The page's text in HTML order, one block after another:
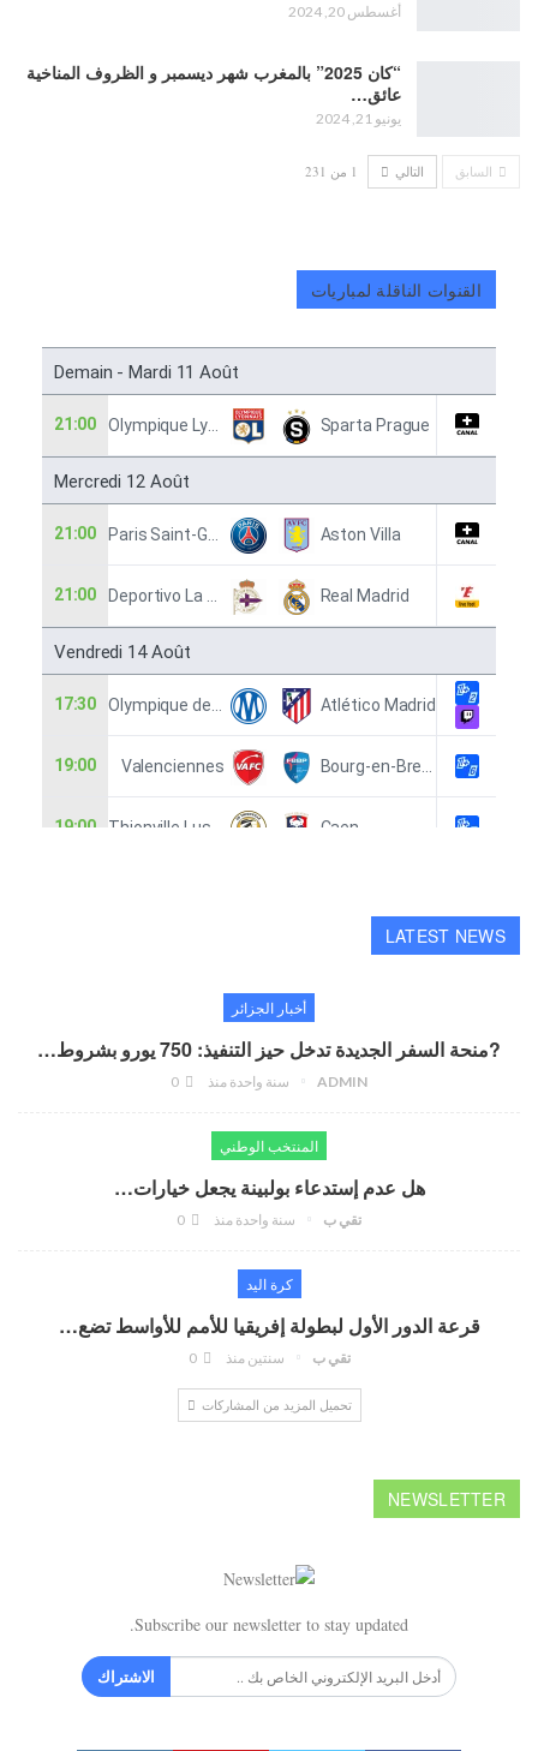
أغسطس 20, 2024
“كان 2025” بالمغرب شهر ديسمبر و الظروف المناخية
عائق…
يونيو 21, 2024
السابق التالي 1 من 231
القنوات الناقلة لمباريات
LATEST NEWS
أخبار الجزائر
?منحة السفر الجديدة تدخل حيز التنفيذ: 750 يورو بشروط…
ADMIN سنة واحدة منذ
المنتخب الوطني
هل عدم إستدعاء بولبينة يجعل خيارات…
تقي ب سنة واحدة منذ
كرة اليد
قرعة الدور الأول لبطولة إفريقيا للأمم للأواسط تضع…
تقي ب سنتين منذ 0
تحميل المزيد من المشاركات
NEWSLETTER
Subscribe our newsletter to stay updated.
الاشتراك